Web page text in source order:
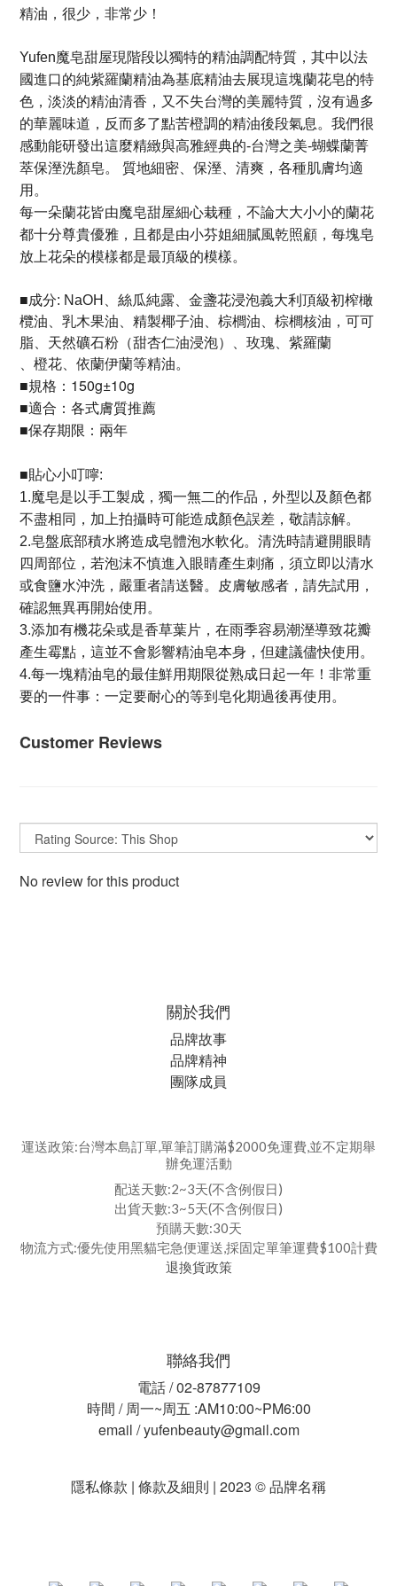
精油，很少，非常少！
Yufen魔皂甜屋現階段以獨特的精油調配特質，其中以法
國進口的純紫羅蘭精油為基底精油去展現這塊蘭花皂的特
色，淡淡的精油清香，又不失台灣的美麗特質，沒有過多
的華麗味道，反而多了點苦橙調的精油後段氣息。我們很
感動能研發出這麼精緻與高雅經典的-台灣之美-蝴蝶蘭菁
萃保溼洗顏皂。 質地細密、保溼、清爽，各種肌膚均適
用。
每一朵蘭花皆由魔皂甜屋細心栽種，不論大大小小的蘭花
都十分尊貴優雅，且都是由小芬姐細膩風乾照顧，每塊皂
放上花朵的模樣都是最頂級的模樣。
■成分: NaOH、 絲瓜純露
金盞花浸泡義大利頂級初榨橄
欖油、乳木果油、精製椰子油、棕櫚油、棕櫚核油，可可
脂、天然礦石粉（甜杏仁油浸泡）、玫瑰、紫羅蘭
、橙花、依蘭伊蘭等精油。
■規格：150g±10g
■適合：各式膚質推薦
■保存期限：兩年
■貼心小叮嚀:
1.魔皂是以手工製成，獨一無二的作品，外型以及顏色都
不盡相同，加上拍攝時可能造成顏色誤差，敬請諒解。
2.皂盤底部積水將造成皂體泡水軟化。清洗時請避開眼睛
四周部位，若泡沫不慎進入眼睛產生刺痛，須立即以清水
或食鹽水沖洗，嚴重者請送醫。皮膚敏感者，請先試用，
確認無異再開始使用。
3.添加有機花朵或是香草葉片，在雨季容易潮溼導致花瓣
產生霉點，這並不會影響精油皂本身，但建議儘快使用。
4.每一塊精油皂的最佳鮮用期限從熟成日起一年！非常重
要的一件事：一定要耐心的等到皂化期過後再使用。
Customer Reviews
No review for this product
關於我們
品牌故事
品牌精神
團隊成員
運送政策:台灣本島訂單,單筆訂購滿$2000免運費,並不定期舉
辦免運活動
配送天數:2~3天(不含例假日)
出貨天數:3~5天(不含例假日)
預購天數:30天
物流方式:優先使用黑貓宅急便運送,採固定單筆運費$100計費
退換貨政策
聯絡我們
電話 / 02-87877109
時間 / 周一~周五 :AM10:00~PM6:00
email / yufenbeauty@gmail.com
隱私條款 | 條款及細則 | 2023 © 品牌名稱